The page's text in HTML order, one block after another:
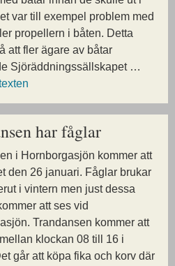
var till exempel problem med
propellern i båten. Detta
att fler ägare av båtar
Sjöräddningssällskapet …
har fåglar
i Hornborgasjön kommer att
den 26 januari. Fåglar brukar
i vintern men just dessa
att ses vid
Trandansen kommer att
klockan 08 till 16 i
går att köpa fika och korv där